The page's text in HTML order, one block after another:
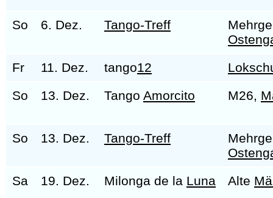
So 6. Dez. Tango-Treff
Fr
11. Dez. tango12
So
13. Dez. Tango Amorcito M26,
So 13. Dez. Tango-Treff
Sa
19. Dez. Milonga de la Luna Alte